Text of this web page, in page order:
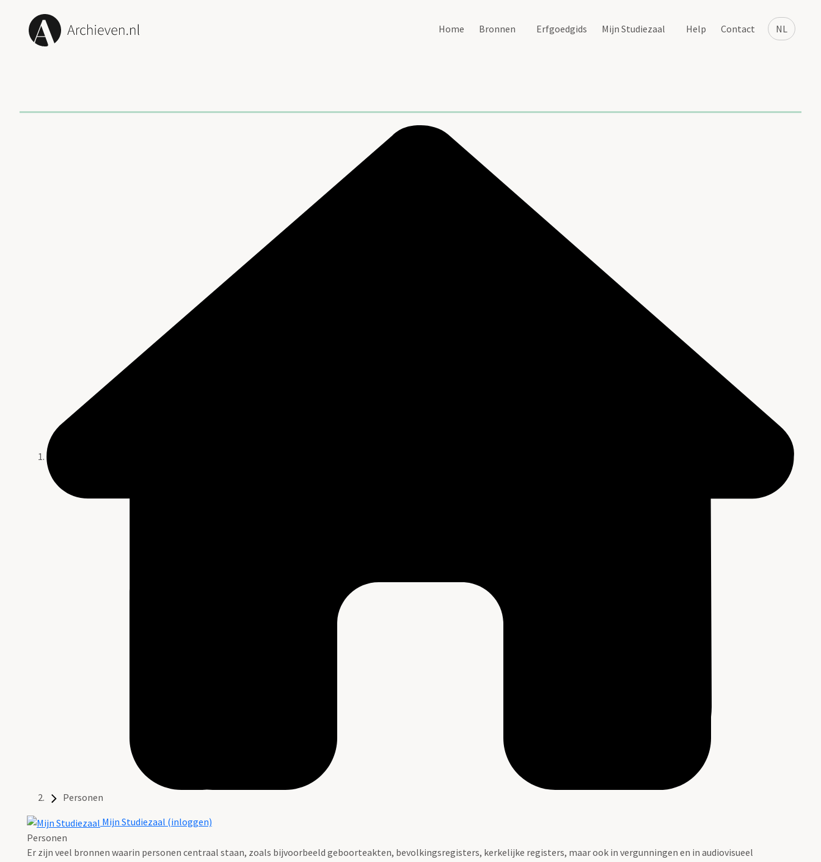
NL
Home Bronnen Erfgoedgids Mijn Studiezaal Help Contact
Personen
Mijn Studiezaal (inloggen)
Personen
Er zijn veel bronnen waarin personen centraal staan, zoals bijvoorbeeld geboorteakten, bevolkingsregisters, kerkelijke registers, maar ook in vergunningen en in audiovisueel